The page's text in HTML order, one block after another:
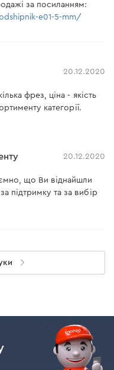
за посиланням:
e01-5-mm/
20.12.2020
фрез, ціна - якість
категорії.
20.12.2020
що Ви віднайшли
підтримку та за вибір